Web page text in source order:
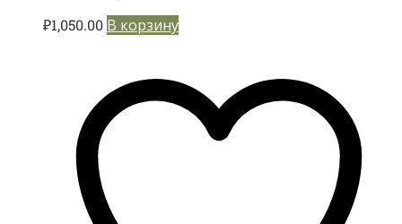
₽1,050.00 В корзину